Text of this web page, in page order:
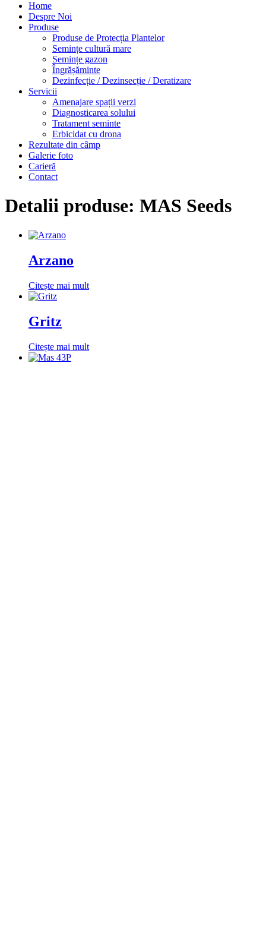
Home
Despre Noi
Produse
Produse de Protecția Plantelor
Semințe cultură mare
Semințe gazon
Îngrășăminte
Dezinfecție / Dezinsecție / Deratizare
Servicii
Amenajare spații verzi
Diagnosticarea solului
Tratament seminte
Erbicidat cu drona
Rezultate din câmp
Galerie foto
Carieră
Contact
Detalii produse: MAS Seeds
Arzano
Citește mai mult
Gritz
Citește mai mult